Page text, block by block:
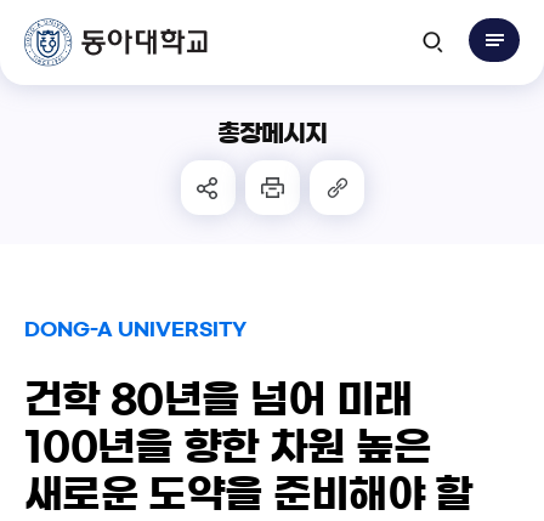
총장메시지
DONG-A UNIVERSITY
건학 80년을 넘어 미래
100년을 향한 차원 높은
새로운 도약을 준비해야 할